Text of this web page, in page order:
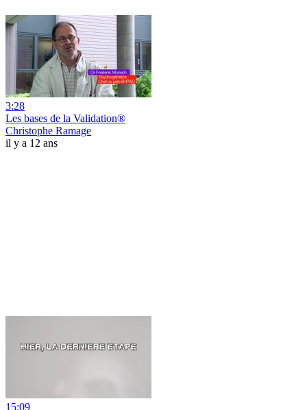
3:28
Les bases de la Validation®
Christophe Ramage
il y a 12 ans
15:09